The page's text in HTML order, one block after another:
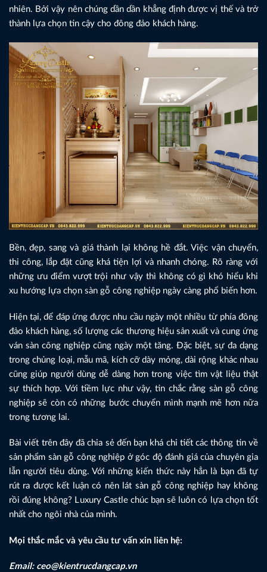
nhiên. Bởi vậy nên chúng dần dần khẳng định được vị thế và trở
thành lựa chọn tin cậy cho đông đảo khách hàng.
Bền, đẹp, sang và giá thành lại không hề đắt. Việc vận chuyển,
thi công, lắp đặt cũng khá tiện lợi và nhanh chóng. Rõ ràng với
những ưu điểm vượt trội như vậy thì không có gì khó hiểu khi
xu hướng lựa chọn sàn gỗ công nghiệp ngày càng phổ biến hơn.
Hiện tại, để đáp ứng được nhu cầu ngày một nhiều từ phía đông
đảo khách hàng, số lượng các thương hiệu sản xuất và cung ứng
ván sàn công nghiệp cũng ngày một tăng. Đặc biệt, sự đa dạng
trong chủng loại, mẫu mã, kích cỡ dày mỏng, dài rộng khác nhau
cũng giúp người dùng dễ dàng hơn trong việc tìm vật liệu thật
sự thích hợp. Với tiềm lực như vậy, tin chắc rằng sàn gỗ công
nghiệp sẽ còn có những bước chuyển mình mạnh mẽ hơn nữa
trong tương lai.
Bài viết trên đây đã chia sẻ đến bạn khá chi tiết các thông tin về
sản phẩm sàn gỗ công nghiệp ở góc độ đánh giá của chuyên gia
lẫn người tiêu dùng. Với những kiến thức này hẳn là bạn đã tự
rút ra được kết luận có nên lát sàn gỗ công nghiệp hay không
rồi đúng không? Luxury Castle chúc bạn sẽ luôn có lựa chọn tốt
nhất cho ngôi nhà của mình.
Mọi thắc mắc và yêu cầu tư vấn xin liên hệ:
Email: ceo@kientrucdangcap.vn